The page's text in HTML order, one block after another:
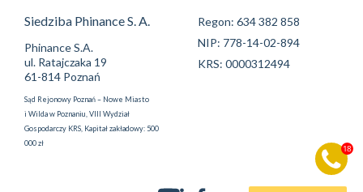
Siedziba Phinance S. A.
Phinance S.A.
ul. Ratajczaka 19
61-814 Poznań
Sąd Rejonowy Poznań – Nowe Miasto
i Wilda w Poznaniu, VIII Wydział
Gospodarczy KRS, Kapitał zakładowy: 500
000 zł
Regon: 634 382 858
NIP: 778-14-02-894
KRS: 0000312494